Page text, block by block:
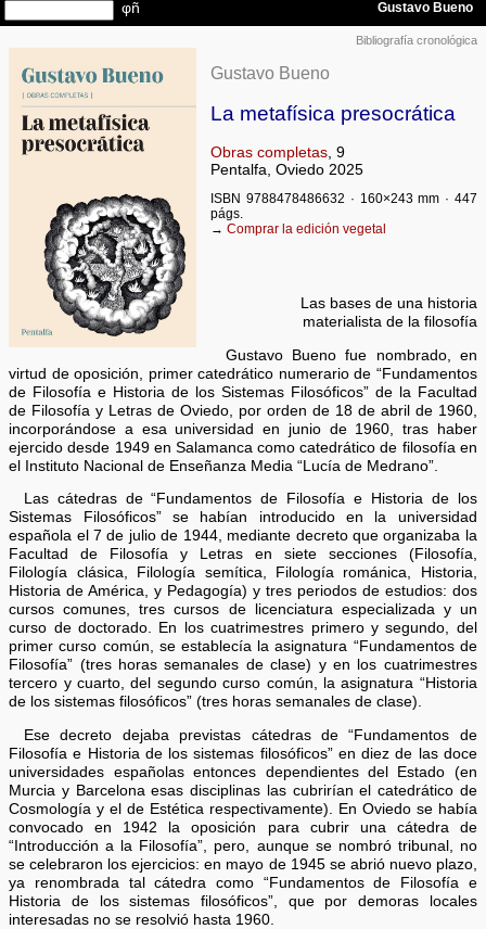
Bibliografía cronológica
Gustavo Bueno
La metafísica presocrática
Obras completas , 9
Pentalfa, Oviedo 2025
ISBN 9788478486632 · 160×243 mm · 447
págs.
→Comprar la edición vegetal
Las bases de una historia
materialista de la filosofía
Gustavo Bueno fue nombrado, en
virtud de oposición, primer catedrático numerario de “Fundamentos
de Filosofía e Historia de los Sistemas Filosóficos” de la Facultad
de Filosofía y Letras de Oviedo, por orden de 18 de abril de 1960,
incorporándose a esa universidad en junio de 1960, tras haber
ejercido desde 1949 en Salamanca como catedrático de filosofía en
el Instituto Nacional de Enseñanza Media “Lucía de Medrano”.
Las cátedras de “Fundamentos de Filosofía e Historia de los
Sistemas Filosóficos” se habían introducido en la universidad
española el 7 de julio de 1944, mediante decreto que organizaba la
Facultad de Filosofía y Letras en siete secciones (Filosofía,
Filología clásica, Filología semítica, Filología románica, Historia,
Historia de América, y Pedagogía) y tres periodos de estudios: dos
cursos comunes, tres cursos de licenciatura especializada y un
curso de doctorado. En los cuatrimestres primero y segundo, del
primer curso común, se establecía la asignatura “Fundamentos de
Filosofía” (tres horas semanales de clase) y en los cuatrimestres
tercero y cuarto, del segundo curso común, la asignatura “Historia
de los sistemas filosóficos” (tres horas semanales de clase).
Ese decreto dejaba previstas cátedras de “Fundamentos de
Filosofía e Historia de los sistemas filosóficos” en diez de las doce
universidades españolas entonces dependientes del Estado (en
Murcia y Barcelona esas disciplinas las cubrirían el catedrático de
Cosmología y el de Estética respectivamente). En Oviedo se había
convocado en 1942 la oposición para cubrir una cátedra de
“Introducción a la Filosofía”, pero, aunque se nombró tribunal, no
se celebraron los ejercicios: en mayo de 1945 se abrió nuevo plazo,
ya renombrada tal cátedra como “Fundamentos de Filosofía e
Historia de los sistemas filosóficos”, que por demoras locales
interesadas no se resolvió hasta 1960.